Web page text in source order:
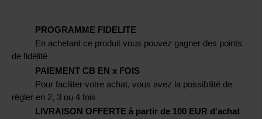
PROGRAMME FIDELITE
En achetant ce produit vous pouvez gagner des points
de fidélité
PAIEMENT CB EN x FOIS
Pour faciliter votre achat, vous avez la possibilité de
régler en 2, 3 ou 4 fois
LIVRAISON OFFERTE à partir de 100 EUR d'achat